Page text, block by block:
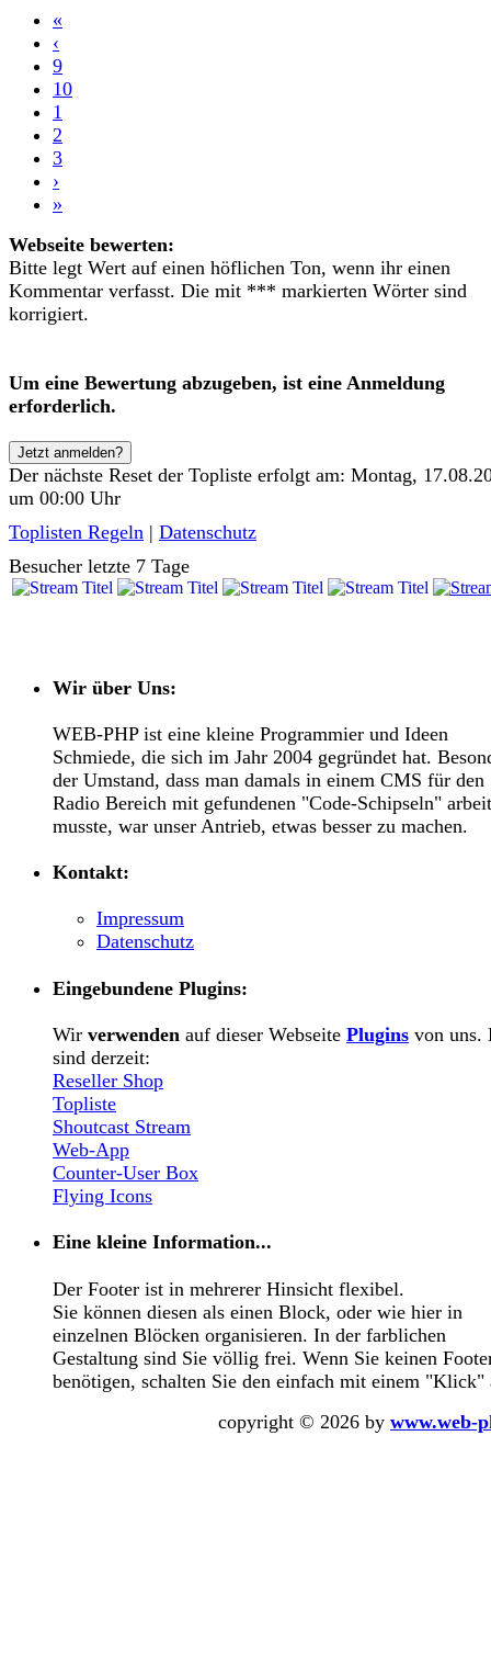
«
‹
9
10
1
2
3
›
»
Webseite bewerten:
Bitte legt Wert auf einen höflichen Ton, wenn ihr einen
Kommentar verfasst. Die mit *** markierten Wörter sind
korrigiert.
Um eine Bewertung abzugeben, ist eine Anmeldung
erforderlich.
Jetzt anmelden?
Der nächste Reset der Topliste erfolgt am: Montag,
um 00:00 Uhr
Toplisten Regeln | Datenschutz
Besucher letzte 7 Tage
Wir über Uns:
WEB-PHP ist eine kleine Programmier und Ideen
Schmiede, die sich im Jahr 2004 gegründet hat.
der Umstand, dass man damals in einem CMS für den
Radio Bereich mit gefundenen "Code-Schipseln"
musste, war unser Antrieb, etwas besser zu machen.
Kontakt:
Impressum
Datenschutz
Eingebundene Plugins:
Wir verwenden auf dieser Webseite Plugins von uns.
sind derzeit:
Reseller Shop
Topliste
Shoutcast Stream
Web-App
Counter-User Box
Flying Icons
Eine kleine Information...
Der Footer ist in mehrerer Hinsicht flexibel.
Sie können diesen als einen Block, oder wie hier in
einzelnen Blöcken organisieren. In der farblichen
Gestaltung sind Sie völlig frei. Wenn Sie keinen
benötigen, schalten Sie den einfach mit einem "Klick"
copyright © 2026 by www.web-